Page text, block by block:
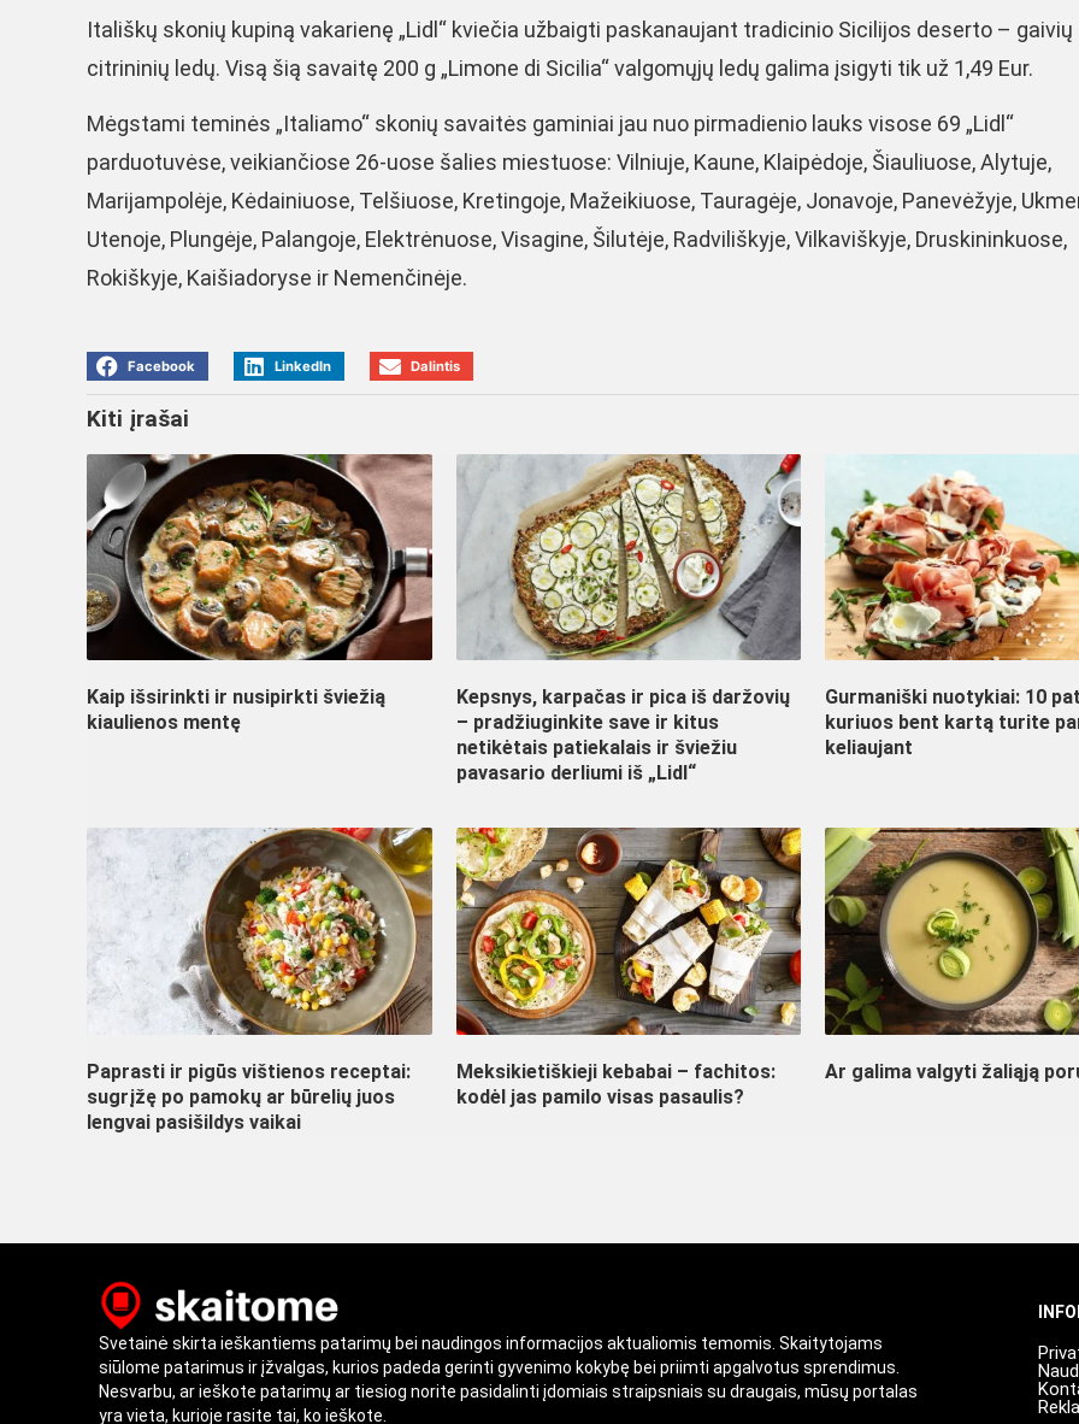
Itališkų skonių kupiną vakarienę „Lidl“ kviečia užbaigti paskanaujant tradicinio Sicilijos deserto – gaivių
citrininių ledų. Visą šią savaitę 200 g „Limone di Sicilia“ valgomųjų ledų galima įsigyti tik už 1,49 Eur.
Mėgstami teminės „Italiamo“ skonių savaitės gaminiai jau nuo pirmadienio lauks visose 69 „Lidl“
parduotuvėse, veikiančiose 26-uose šalies miestuose: Vilniuje, Kaune, Klaipėdoje, Šiauliuose, Alytuje,
Marijampolėje, Kėdainiuose, Telšiuose, Kretingoje, Mažeikiuose, Tauragėje, Jonavoje, Panevėžyje,
Utenoje, Plungėje, Palangoje, Elektrėnuose, Visagine, Šilutėje, Radviliškyje, Vilkaviškyje, Druskininkuose,
Rokiškyje, Kaišiadoryse ir Nemenčinėje.
Facebook LinkedIn Dalintis
Kiti įrašai
Kaip išsirinkti ir nusipirkti šviežią
kiaulienos mentę
Kepsnys, karpačas ir pica iš daržovių
– pradžiuginkite save ir kitus
netikėtais patiekalais ir šviežiu
pavasario derliumi iš „Lidl“
Gurmaniški nuotykiai: 10
kuriuos bent kartą turite
keliaujant
Paprasti ir pigūs vištienos receptai:
sugrįžę po pamokų ar būrelių juos
lengvai pasišildys vaikai
Meksikietiškieji kebabai – fachitos:
kodėl jas pamilo visas pasaulis?
Ar galima valgyti žaliąją
Svetainė skirta ieškantiems patarimų bei naudingos informacijos aktualiomis temomis. Skaitytojams
siūlome patarimus ir įžvalgas, kurios padeda gerinti gyvenimo kokybę bei priimti apgalvotus sprendimus.
Nesvarbu, ar ieškote patarimų ar tiesiog norite pasidalinti įdomiais straipsniais su draugais, mūsų portalas
yra vieta, kurioje rasite tai, ko ieškote.